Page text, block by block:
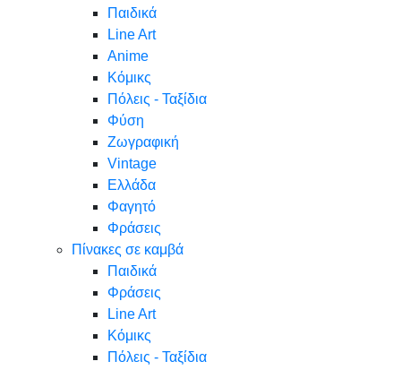
Παιδικά
Line Art
Anime
Κόμικς
Πόλεις - Ταξίδια
Φύση
Ζωγραφική
Vintage
Ελλάδα
Φαγητό
Φράσεις
Πίνακες σε καμβά
Παιδικά
Φράσεις
Line Art
Κόμικς
Πόλεις - Ταξίδια